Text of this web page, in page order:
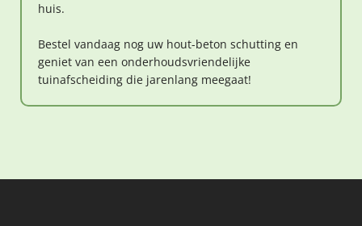
huis.
Bestel vandaag nog uw hout-beton schutting en
geniet van een onderhoudsvriendelijke
tuinafscheiding die jarenlang meegaat!